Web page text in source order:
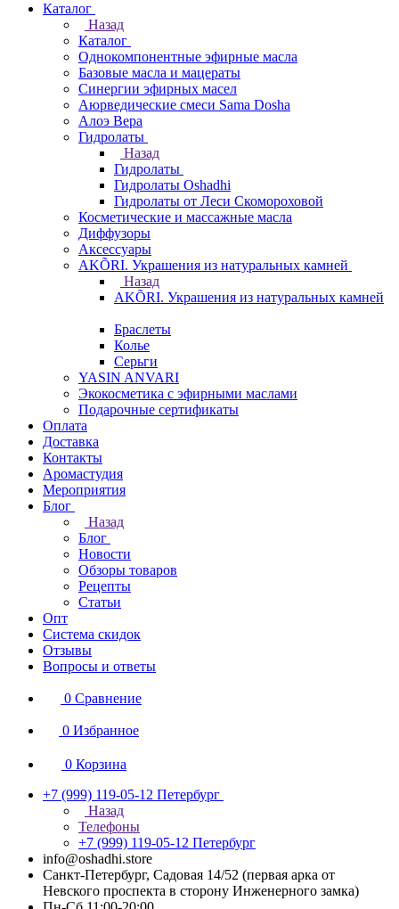
Каталог
Назад
Каталог
Однокомпонентные эфирные масла
Базовые масла и мацераты
Синергии эфирных масел
Аюрведические смеси Sama Dosha
Алоэ Вера
Гидролаты
Назад
Гидролаты
Гидролаты Oshadhi
Гидролаты от Леси Скомороховой
Косметические и массажные масла
Диффузоры
Аксессуары
AKÕRI. Украшения из натуральных камней
Назад
AKÕRI. Украшения из натуральных камней
Браслеты
Колье
Серьги
YASIN ANVARI
Экокосметика с эфирными маслами
Подарочные сертификаты
Оплата
Доставка
Контакты
Аромастудия
Мероприятия
Блог
Назад
Блог
Новости
Обзоры товаров
Рецепты
Статьи
Опт
Система скидок
Отзывы
Вопросы и ответы
0 Сравнение
0 Избранное
0 Корзина
+7 (999) 119-05-12 Петербург
Назад
Телефоны
+7 (999) 119-05-12 Петербург
info@oshadhi.store
Санкт-Петербург, Садовая 14/52 (первая арка от
Невского проспекта в сторону Инженерного замка)